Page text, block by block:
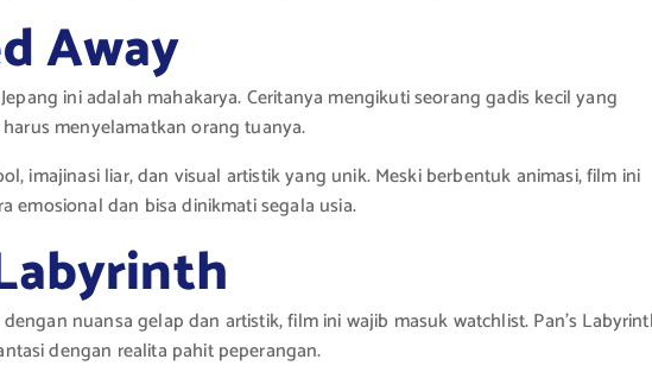
Away
ini adalah mahakarya. Ceritanya mengikuti seorang gadis kecil yang
menyelamatkan orang tuanya.
imajinasi liar, dan visual artistik yang unik. Meski berbentuk animasi, film ini
emosional dan bisa dinikmati segala usia.
nuansa gelap dan artistik, film ini wajib masuk watchlist. Pan’s
dengan realita pahit peperangan.